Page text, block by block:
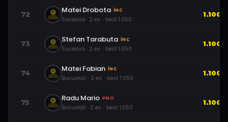
72 Matei Drobota ÎNC
Suceava · 2 ev. · best 1.050
1.100
73 Stefan Tarabuta ÎNC
Suceava · 2 ev. · best 1.050
1.100
74 Matei Fabian ÎNC
Bucuresti · 2 ev. · best 1.050
1.100
75 Radu Mario PRO
București · 2 ev. · best 1.050
1.100